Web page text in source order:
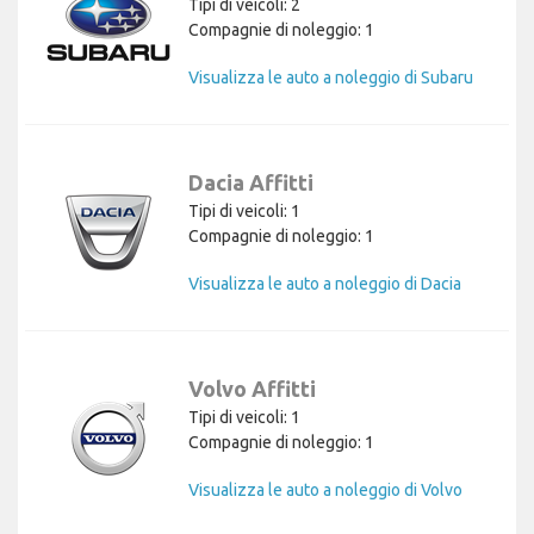
Tipi di veicoli: 2
Compagnie di noleggio: 1
Visualizza le auto a noleggio di Subaru
Dacia Affitti
Tipi di veicoli: 1
Compagnie di noleggio: 1
Visualizza le auto a noleggio di Dacia
Volvo Affitti
Tipi di veicoli: 1
Compagnie di noleggio: 1
Visualizza le auto a noleggio di Volvo